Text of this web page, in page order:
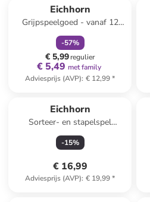
Eichhorn
Grijpspeelgoed - vanaf 12
maanden
-57%
€ 5,99regulier
€ 5,49 met family
Adviesprijs (AVP): € 12,99*
Eichhorn
Sorteer- en stapelspel
"Regenboog" - vanaf 12
maanden
-15%
€ 16,99
Adviesprijs (AVP): € 19,99*